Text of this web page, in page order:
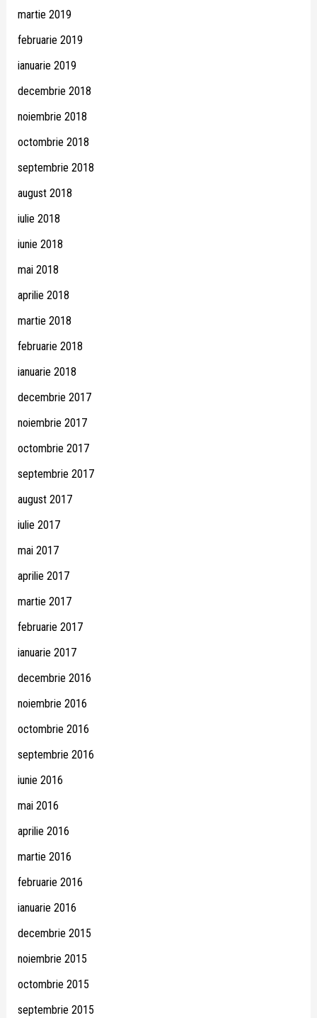
martie 2019
februarie 2019
ianuarie 2019
decembrie 2018
noiembrie 2018
octombrie 2018
septembrie 2018
august 2018
iulie 2018
iunie 2018
mai 2018
aprilie 2018
martie 2018
februarie 2018
ianuarie 2018
decembrie 2017
noiembrie 2017
octombrie 2017
septembrie 2017
august 2017
iulie 2017
mai 2017
aprilie 2017
martie 2017
februarie 2017
ianuarie 2017
decembrie 2016
noiembrie 2016
octombrie 2016
septembrie 2016
iunie 2016
mai 2016
aprilie 2016
martie 2016
februarie 2016
ianuarie 2016
decembrie 2015
noiembrie 2015
octombrie 2015
septembrie 2015